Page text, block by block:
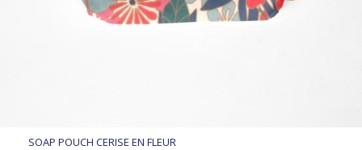
SOAP POUCH CERISE EN FLEUR